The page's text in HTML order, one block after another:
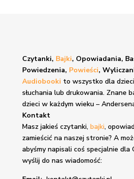
Czytanki, Bajki, Opowiadania,
Powiedzenia, Powieści,
Audiobooki to wszystko dla
słuchania lub drukowania. Znane
dzieci w każdym wieku –
Kontakt
Masz jakieś czytanki, bajki,
zamieścić na naszej stronie? A
abyśmy napisali coś specjalnie dla
wyślij do nas wiadomość: